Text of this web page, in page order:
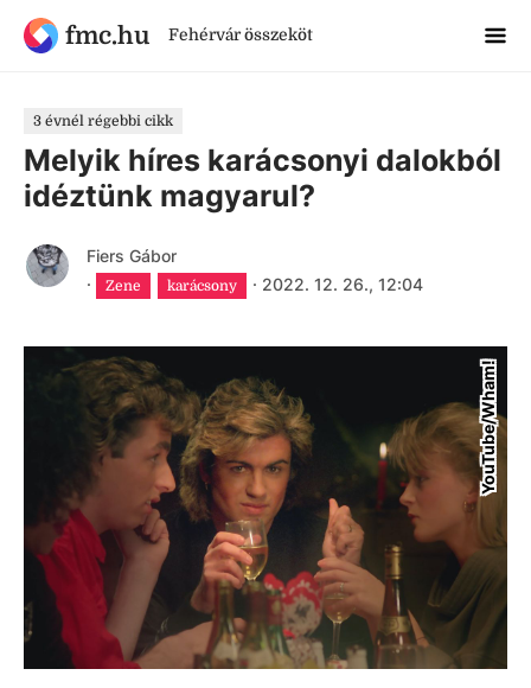
fmc.hu Fehérvár összeköt
3 évnél régebbi cikk
Melyik híres karácsonyi dalokból
idéztünk magyarul?
Fiers Gábor
·
Zene karácsony · 2022. 12. 26., 12:04
YouTube/Wham!